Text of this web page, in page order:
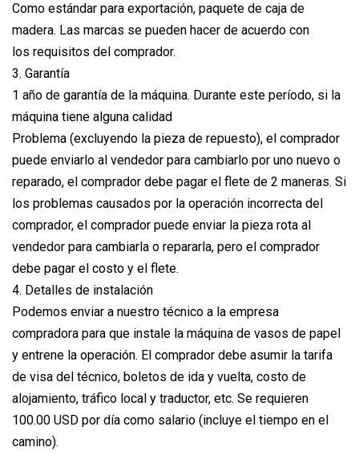
Como estándar para exportación, paquete de caja de
madera. Las marcas se pueden hacer de acuerdo con
los requisitos del comprador.
3. Garantía
1 año de garantía de la máquina. Durante este período, si la
máquina tiene alguna calidad
Problema (excluyendo la pieza de repuesto), el comprador
puede enviarlo al vendedor para cambiarlo por uno nuevo o
reparado, el comprador debe pagar el flete de 2 maneras. Si
los problemas causados ​​por la operación incorrecta del
comprador, el comprador puede enviar la pieza rota al
vendedor para cambiarla o repararla, pero el comprador
debe pagar el costo y el flete.
4. Detalles de instalación
Podemos enviar a nuestro técnico a la empresa
compradora para que instale la máquina de vasos de papel
y entrene la operación. El comprador debe asumir la tarifa
de visa del técnico, boletos de ida y vuelta, costo de
alojamiento, tráfico local y traductor, etc. Se requieren
100.00 USD por día como salario (incluye el tiempo en el
camino).